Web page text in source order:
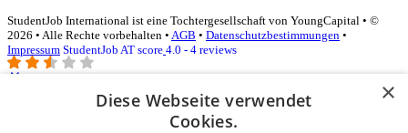
StudentJob International ist eine Tochtergesellschaft von YoungCapital • ©
2026 • Alle Rechte vorbehalten • AGB • Datenschutzbestimmungen •
Impressum StudentJob AT score 4.0 - 4 reviews
Login für Unternehmen
×
Diese Webseite verwendet
Cookies.